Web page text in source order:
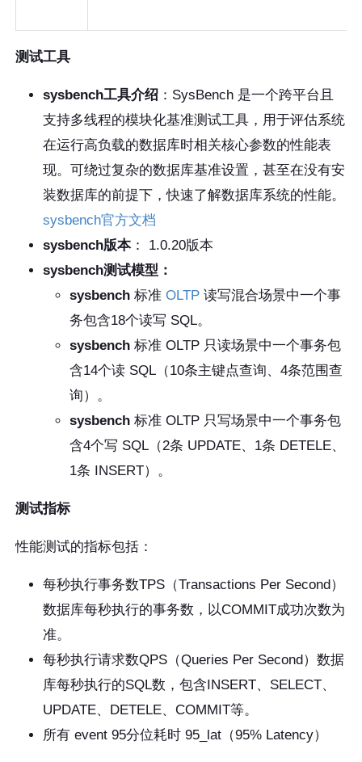
测试工具
sysbench工具介绍：SysBench 是一个跨平台且
支持多线程的模块化基准测试工具，用于评估系统
在运行高负载的数据库时相关核心参数的性能表
现。可绕过复杂的数据库基准设置，甚至在没有安
装数据库的前提下，快速了解数据库系统的性能。
sysbench官方文档
sysbench版本： 1.0.20版本
sysbench测试模型：
sysbench标准 OLTP读写混合场景中一个事
务包含18个读写 SQL。
sysbench标准 OLTP 只读场景中一个事务包
含14个读 SQL（10条主键点查询、4条范围查
询）。
sysbench标准 OLTP 只写场景中一个事务包
含4个写 SQL（2条 UPDATE、1条 DETELE、
1条 INSERT）。
测试指标
性能测试的指标包括：
每秒执行事务数TPS（Transactions Per Second）
数据库每秒执行的事务数，以COMMIT成功次数为
准。
每秒执行请求数QPS（Queries Per Second）数据
库每秒执行的SQL数，包含INSERT、SELECT、
UPDATE、DETELE、COMMIT等。
所有 event 95分位耗时 95_lat（95% Latency）